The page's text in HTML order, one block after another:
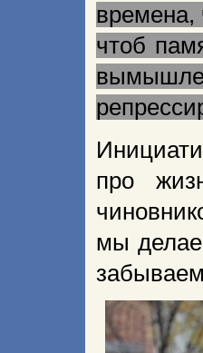
времена,
чтоб
про
мы